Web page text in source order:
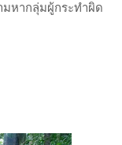
มหากลุ่มผู้กระทำผิด